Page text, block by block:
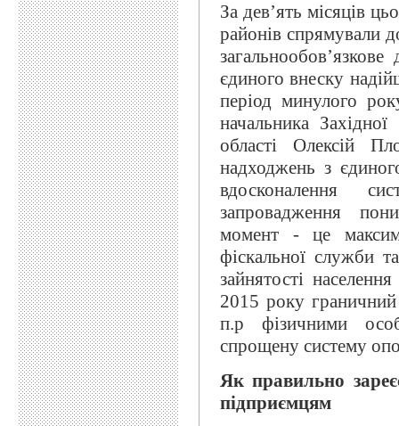
За дев’ять місяців
районів спрямували
єдиного внеску
період минулого
начальника
області Олексій
надходжень з
вдосконалення
запровадження
момент - це
фіскальної служби
зайнятості
2015 року
п.р фізичними
спрощену систему
Як правильно
підприємцям